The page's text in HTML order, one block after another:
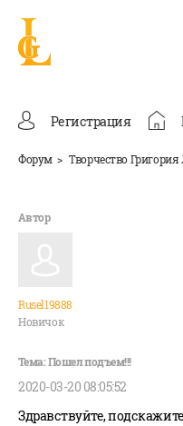
Регистрация
Форум Творчество Григория
Rusel19888
Новичок
2020-03-20 08:05:52
Здравствуйте,